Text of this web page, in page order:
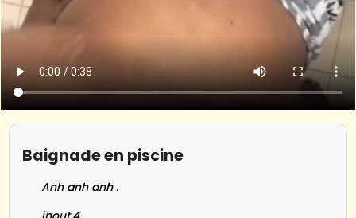
Baignade en piscine
Anh anh anh .